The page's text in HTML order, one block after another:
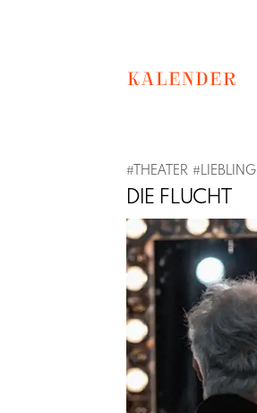
KALENDER
# THEATER #
DIE FLUCHT
Previous